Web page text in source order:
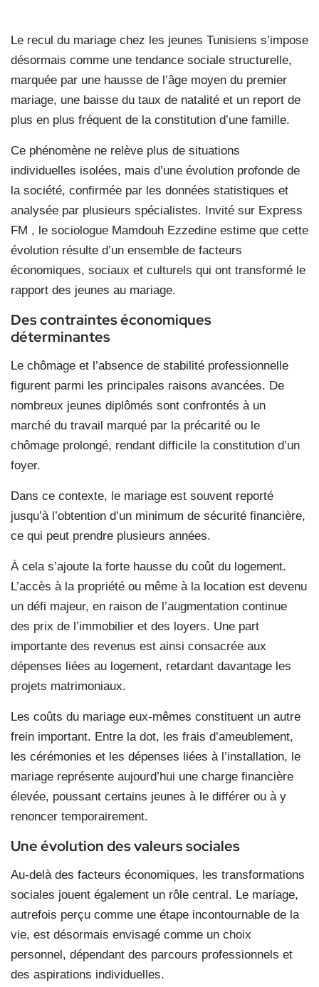
Le recul du mariage chez les jeunes Tunisiens s’impose
désormais comme une tendance sociale structurelle,
marquée par une hausse de l’âge moyen du premier
mariage, une baisse du taux de natalité et un report de
plus en plus fréquent de la constitution d’une famille.
Ce phénomène ne relève plus de situations
individuelles isolées, mais d’une évolution profonde de
la société, confirmée par les données statistiques et
analysée par plusieurs spécialistes. Invité sur Express
FM , le sociologue Mamdouh Ezzedine estime que cette
évolution résulte d’un ensemble de facteurs
économiques, sociaux et culturels qui ont transformé le
rapport des jeunes au mariage.
Des contraintes économiques
déterminantes
Le chômage et l’absence de stabilité professionnelle
figurent parmi les principales raisons avancées. De
nombreux jeunes diplômés sont confrontés à un
marché du travail marqué par la précarité ou le
chômage prolongé, rendant difficile la constitution d’un
foyer.
Dans ce contexte, le mariage est souvent reporté
jusqu’à l’obtention d’un minimum de sécurité financière,
ce qui peut prendre plusieurs années.
À cela s’ajoute la forte hausse du coût du logement.
L’accès à la propriété ou même à la location est devenu
un défi majeur, en raison de l’augmentation continue
des prix de l’immobilier et des loyers. Une part
importante des revenus est ainsi consacrée aux
dépenses liées au logement, retardant davantage les
projets matrimoniaux.
Les coûts du mariage eux-mêmes constituent un autre
frein important. Entre la dot, les frais d’ameublement,
les cérémonies et les dépenses liées à l’installation, le
mariage représente aujourd’hui une charge financière
élevée, poussant certains jeunes à le différer ou à y
renoncer temporairement.
Une évolution des valeurs sociales
Au-delà des facteurs économiques, les transformations
sociales jouent également un rôle central. Le mariage,
autrefois perçu comme une étape incontournable de la
vie, est désormais envisagé comme un choix
personnel, dépendant des parcours professionnels et
des aspirations individuelles.